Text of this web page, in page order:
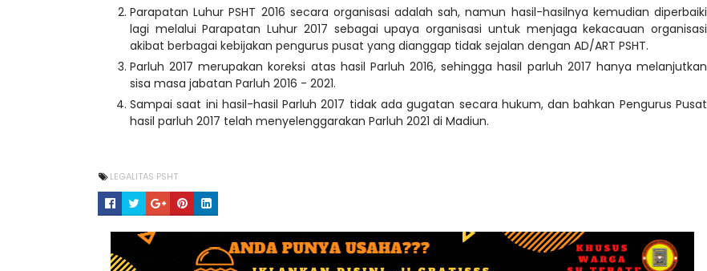
Parapatan Luhur PSHT 2016 secara organisasi adalah sah, namun hasil-hasilnya kemudian diperbaiki
lagi melalui Parapatan Luhur 2017 sebagai upaya organisasi untuk menjaga kekacauan organisasi
akibat berbagai kebijakan pengurus pusat yang dianggap tidak sejalan dengan AD/ART PSHT.
Parluh 2017 merupakan koreksi atas hasil Parluh 2016, sehingga hasil parluh 2017 hanya melanjutkan
sisa masa jabatan Parluh 2016 - 2021.
Sampai saat ini hasil-hasil Parluh 2017 tidak ada gugatan secara hukum, dan bahkan Pengurus Pusat
hasil parluh 2017 telah menyelenggarakan Parluh 2021 di Madiun.
LEGALITAS PSHT